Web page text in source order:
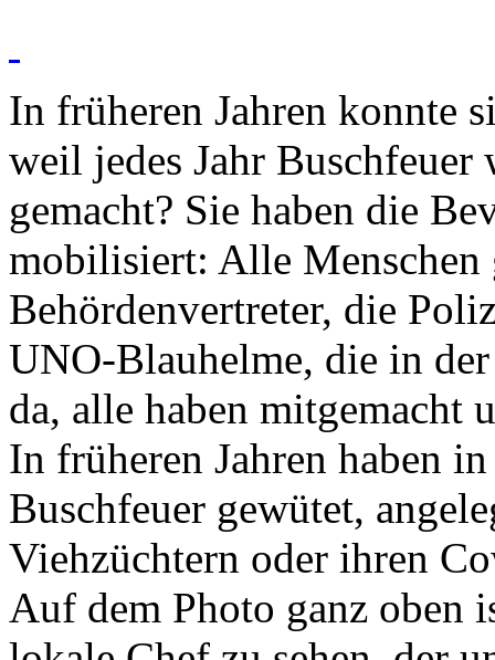
In früheren Jahren konnte
weil jedes Jahr Buschfeuer
gemacht? Sie haben die
mobilisiert: Alle Menschen
Behördenvertreter, die
UNO-Blauhelme, die in
da, alle haben mitgemacht
In früheren Jahren haben
Buschfeuer gewütet,
Viehzüchtern oder ihren
Auf dem Photo ganz oben